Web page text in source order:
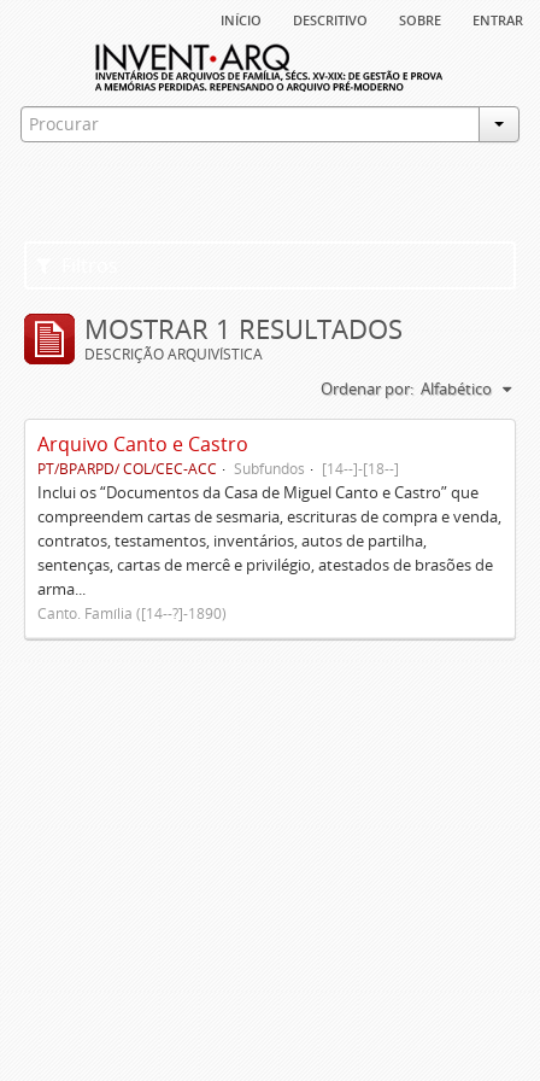
início descritivo sobre entrar
MOSTRAR 1 RESULTADOS
DESCRIÇÃO ARQUIVÍSTICA
Ordenar por: Alfabético
Arquivo Canto e Castro
PT/BPARPD/ COL/CEC-ACC Subfundos [14--]-[18--]
Inclui os “Documentos da Casa de Miguel Canto e Castro” que
compreendem cartas de sesmaria, escrituras de compra e venda,
contratos, testamentos, inventários, autos de partilha,
sentenças, cartas de mercê e privilégio, atestados de brasões de
arma...
Canto. Família ([14--?]-1890)